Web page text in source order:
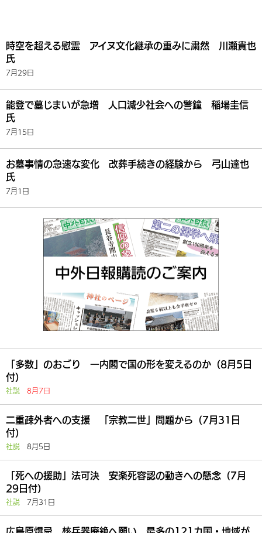
時空を超える慰霊 アイヌ文化継承の重みに粛然 川瀬貴也
氏
7月29日
能登で墓じまいが急増 人口減少社会への警鐘 稲場圭信
氏
7月15日
お墓事情の急速な変化 改葬手続きの経験から 弓山達也
氏
7月1日
「多数」のおごり 一内閣で国の形を変えるのか（8月5日
付）
社説 8月7日
二重疎外者への支援 「宗教二世」問題から（7月31日
付）
社説 8月5日
「死への援助」法可決 安楽死容認の動きへの懸念（7月
29日付）
社説 7月31日